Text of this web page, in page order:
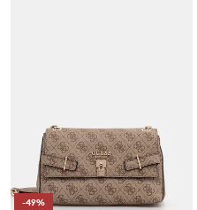
-49%